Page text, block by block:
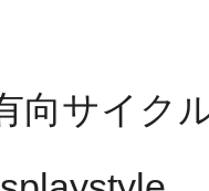
向サイク